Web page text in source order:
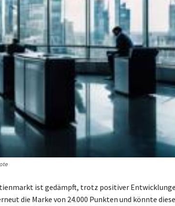
ist gedämpft, trotz positiver
die Marke von 24.000 Punkten und könnte diese